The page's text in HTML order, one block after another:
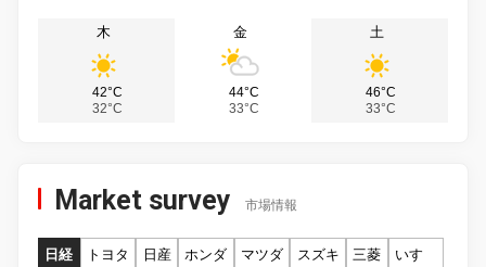
木
42°C
32°C
金
44°C
33°C
土
46°C
33°C
Market survey 市場情報
日経 トヨタ 日産 ホンダ マツダ スズキ 三菱
いすゞ